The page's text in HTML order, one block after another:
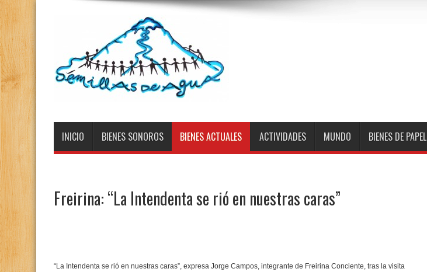
INICIO BIENES SONOROS BIENES ACTUALES ACTIVIDADES MUNDO BIENES DE PAPEL
Freirina: “La Intendenta se rió en nuestras caras”
“La Intendenta se rió en nuestras caras”, expresa Jorge Campos, integrante de Freirina Conciente, tras la visita